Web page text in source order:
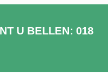
U BELLEN: 018